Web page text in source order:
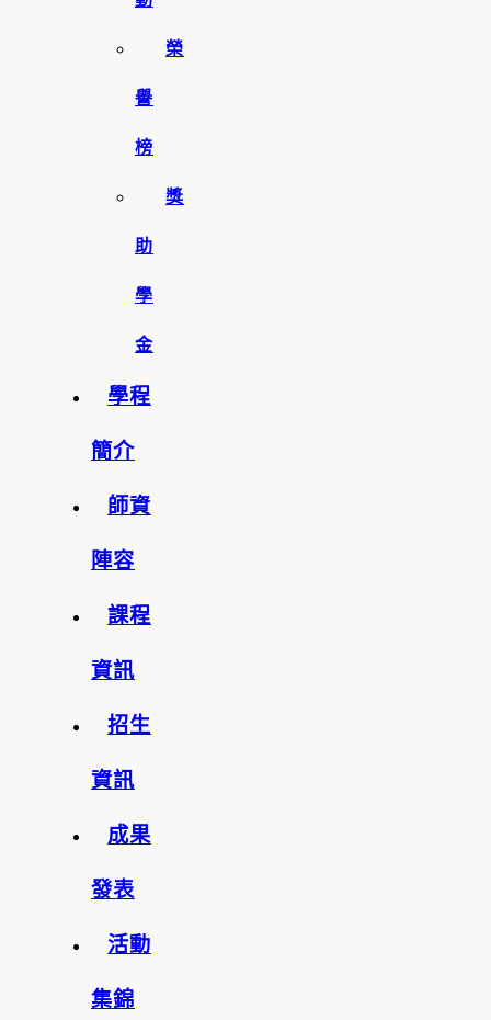
榮
譽
榜
獎
助
學
金
學程
簡介
師資
陣容
課程
資訊
招生
資訊
成果
發表
活動
集錦